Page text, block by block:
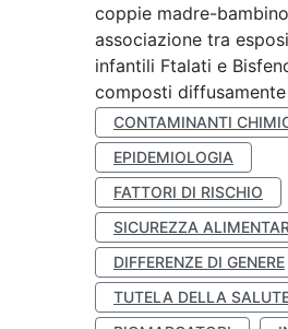
coppie madre-
associazione tra
infantili Ftalati e
composti
CONTAMINANTI
EPIDEMIOLOGIA
FATTORI DI RISCHIO
SICUREZZA
DIFFERENZE DI GENERE
TUTELA DELLA